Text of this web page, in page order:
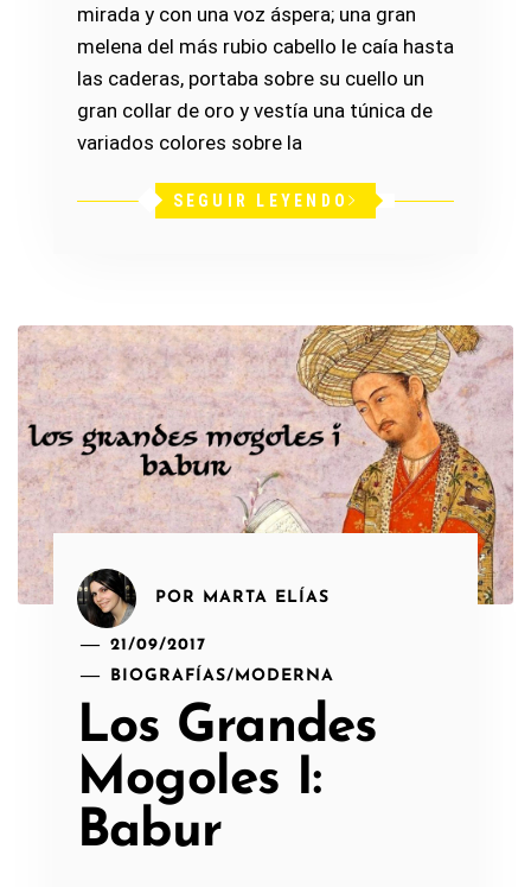
mirada y con una voz áspera; una gran
melena del más rubio cabello le caía hasta
las caderas, portaba sobre su cuello un
gran collar de oro y vestía una túnica de
variados colores sobre la
SEGUIR LEYENDO
POR MARTA ELÍAS
21/09/2017
BIOGRAFÍAS/MODERNA
Los Grandes
Mogoles I:
Babur